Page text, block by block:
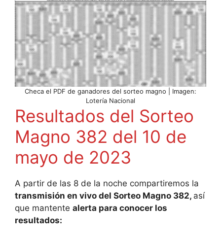
Checa el PDF de ganadores del sorteo magno | Imagen:
Lotería Nacional
Resultados del Sorteo
Magno 382 del 10 de
mayo de 2023
A partir de las 8 de la noche compartiremos la
transmisión en vivo del Sorteo Magno 382, así
que mantente alerta para conocer los
resultados: